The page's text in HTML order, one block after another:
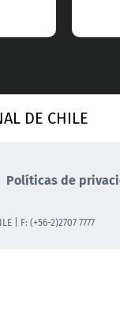
DE CHILE
Políticas de
| F: (+56-2)2707 7777